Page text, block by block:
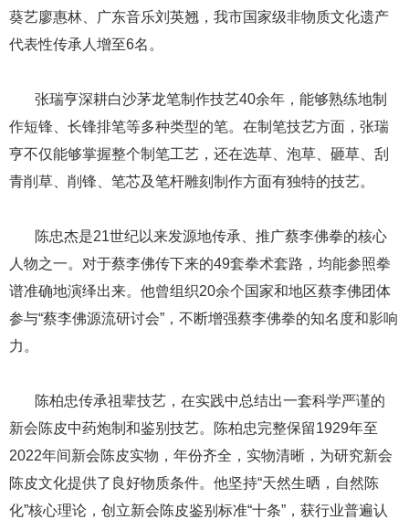
葵艺廖惠林、广东音乐刘英翘，我市国家级非物质文化遗产
代表性传承人增至6名。
​​​​​​​ ​​​​​​​张瑞亨深耕白沙茅龙笔制作技艺40余年，能够熟练地制
作短锋、长锋排笔等多种类型的笔。在制笔技艺方面，张瑞
亨不仅能够掌握整个制笔工艺，还在选草、泡草、砸草、刮
青削草、削锋、笔芯及笔杆雕刻制作方面有独特的技艺。
​​​​​​​ ​​​​​​​陈忠杰是21世纪以来发源地传承、推广蔡李佛拳的核心
人物之一。对于蔡李佛传下来的49套拳术套路，均能参照拳
谱准确地演绎出来。他曾组织20余个国家和地区蔡李佛团体
参与“蔡李佛源流研讨会”，不断增强蔡李佛拳的知名度和影响
力。
​​​​​​​ ​​​​​​​陈柏忠传承祖辈技艺，在实践中总结出一套科学严谨的
新会陈皮中药炮制和鉴别技艺。陈柏忠完整保留1929年至
2022年间新会陈皮实物，年份齐全，实物清晰，为研究新会
陈皮文化提供了良好物质条件。他坚持“天然生晒，自然陈
化”核心理论，创立新会陈皮鉴别标准“十条”，获行业普遍认